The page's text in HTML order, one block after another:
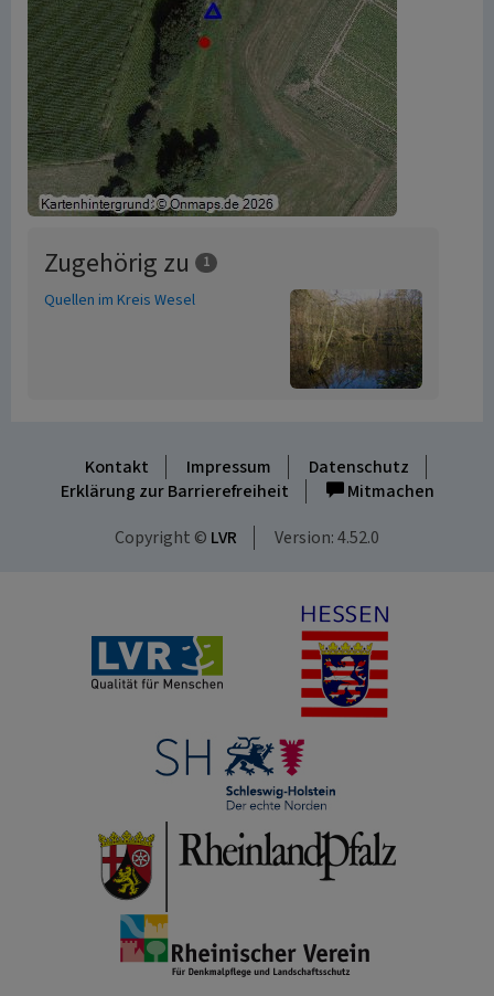
Zugehörig zu 1
Quellen im Kreis Wesel
Kontakt Impressum
Datenschutz
Erklärung zur Barrierefreiheit
Mitmachen
Copyright © LVR Version: 4.52.0